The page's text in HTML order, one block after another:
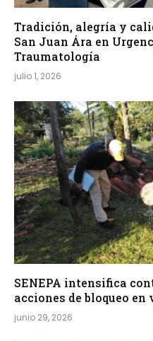
Tradición, alegría y
San Juan Ára en
Traumatología
julio 1, 2026
SENEPA intensifica
acciones de bloqueo
junio 29, 2026